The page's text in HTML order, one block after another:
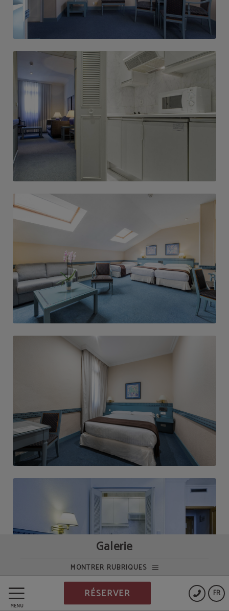
MENU
FR
RÉSERVER
Galerie
MONTRER RUBRIQUES